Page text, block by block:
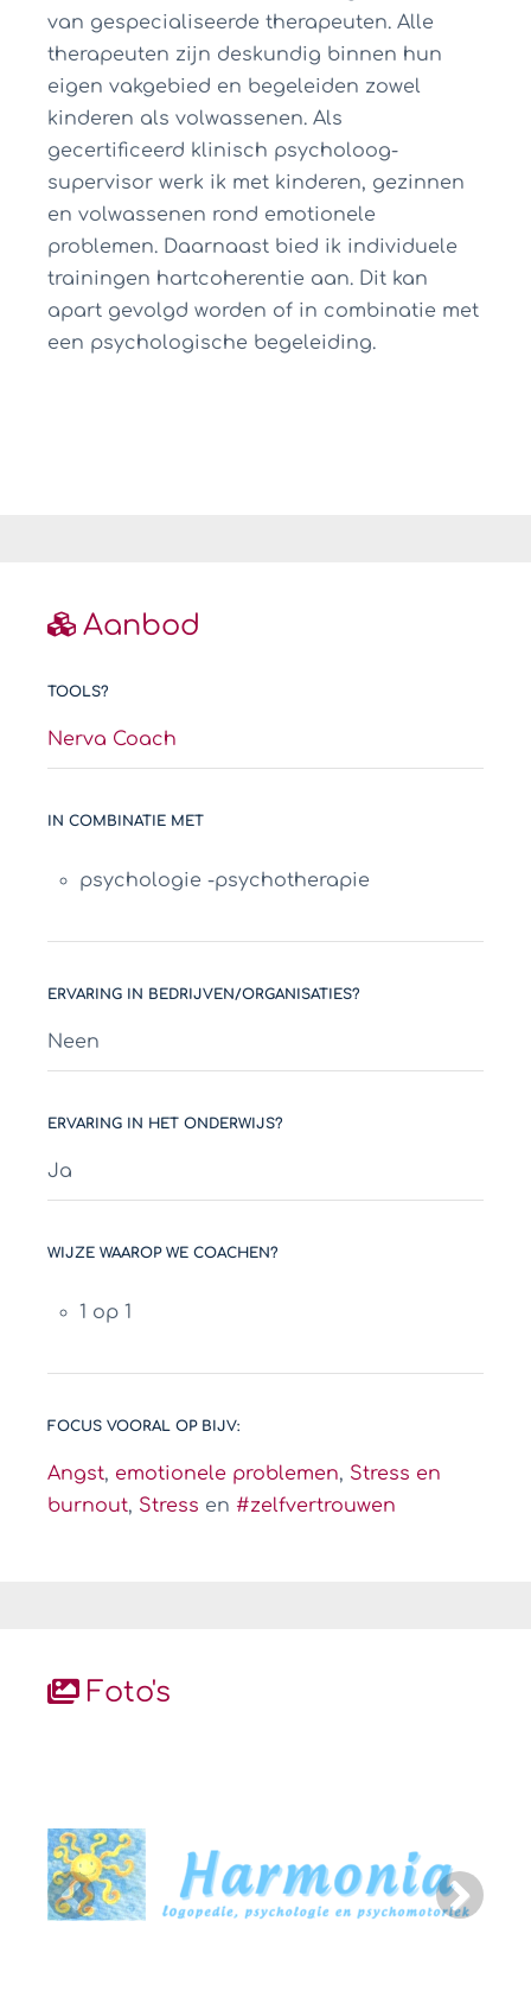
van gespecialiseerde therapeuten. Alle
therapeuten zijn deskundig binnen hun
eigen vakgebied en begeleiden zowel
kinderen als volwassenen. Als
gecertificeerd klinisch psycholoog-
supervisor werk ik met kinderen, gezinnen
en volwassenen rond emotionele
problemen. Daarnaast bied ik individuele
trainingen hartcoherentie aan. Dit kan
apart gevolgd worden of in combinatie met
een psychologische begeleiding.
Aanbod
TOOLS?
Nerva Coach
IN COMBINATIE MET
psychologie -psychotherapie
ERVARING IN BEDRIJVEN/ORGANISATIES?
Neen
ERVARING IN HET ONDERWIJS?
Ja
WIJZE WAAROP WE COACHEN?
1 op 1
FOCUS VOORAL OP BIJV:
Angst, emotionele problemen, Stress en
burnout, Stress en #zelfvertrouwen
Foto's